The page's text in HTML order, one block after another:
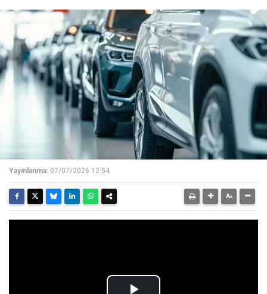
Yayınlanma: 07/07/2026 12:54